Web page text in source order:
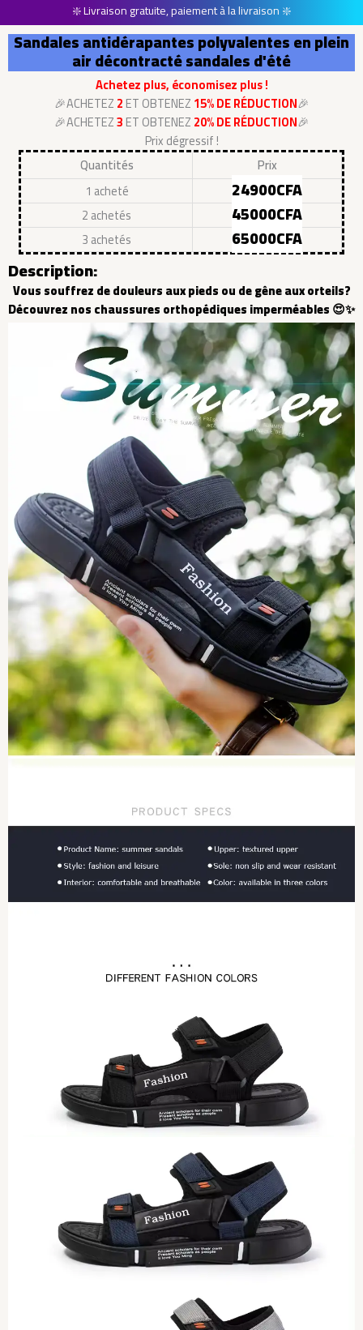
❇️ Livraison gratuite, paiement à la livraison ❇️
Sandales antidérapantes polyvalentes en plein
air décontracté sandales d'été
Achetez plus, économisez plus !
🎉ACHETEZ2ET OBTENEZ15% DE RÉDUCTION🎉
🎉ACHETEZ3ET OBTENEZ20% DE RÉDUCTION🎉
Prix dégressif !
Quantités
Prix
1 acheté
24900CFA
2 achetés 45000CFA
3 achetés 65000CFA
Description:
Vous souffrez de douleurs aux pieds ou de gêne aux orteils?
Découvrez nos chaussures orthopédiques imperméables 😍✨